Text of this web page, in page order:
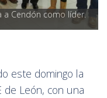
a Cendón como líder.
este domingo la
de León, con una